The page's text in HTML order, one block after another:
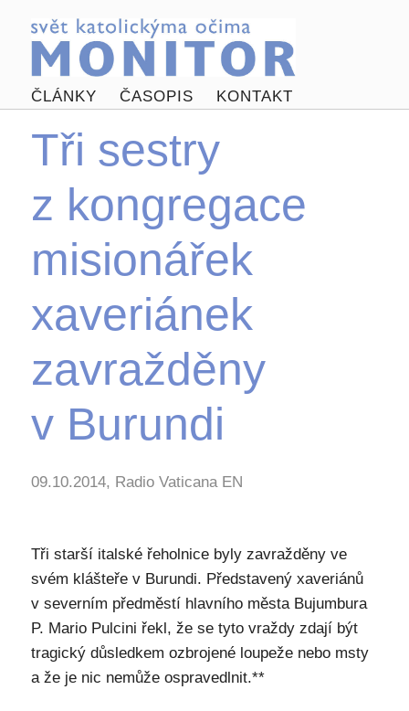
ČLÁNKY ČASOPIS KONTAKT
Tři sestry
z kongregace
misionářek
xaveriánek
zavražděny
v Burundi
09.10.2014, Radio Vaticana EN
Tři starší italské řeholnice byly zavražděny ve
svém klášteře v Burundi. Představený xaveriánů
v severním předměstí hlavního města Bujumbura
P. Mario Pulcini řekl, že se tyto vraždy zdají být
tragický důsledkem ozbrojené loupeže nebo msty
a že je nic nemůže ospravedlnit.**